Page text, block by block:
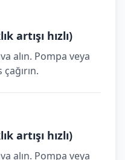
artışı hızlı)
alın. Pompa veya
artışı hızlı)
alın. Pompa veya